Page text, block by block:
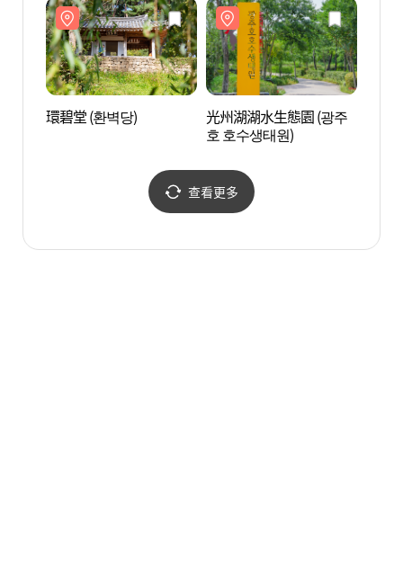
環碧堂 (환벽당)
光州湖湖水生態園 (광주
호 호수생태원)
查看更多